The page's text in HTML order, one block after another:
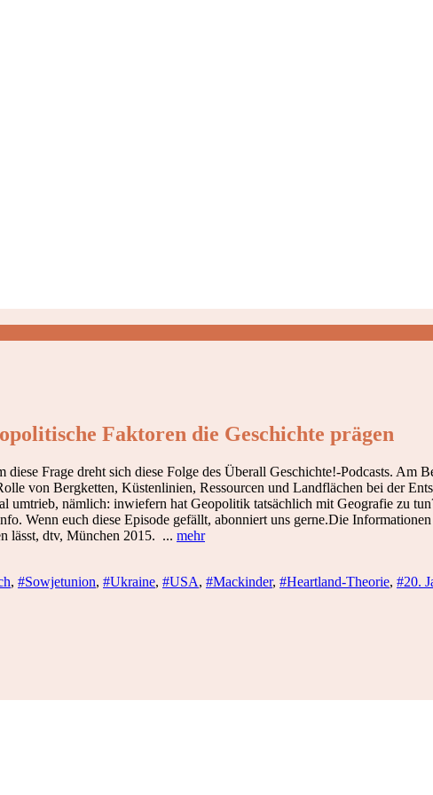
Faktoren die Geschichte prägen
Frage dreht sich diese Folge des Überall Geschichte!-Podcasts. Am
von Bergketten, Küstenlinien, Ressourcen und Landflächen bei der
umtrieb, nämlich: inwiefern hat Geopolitik tatsächlich mit Geografie zu
Wenn euch diese Episode gefällt, abonniert uns gerne.Die
lässt, dtv, München 2015. ... mehr
, #Sowjetunion, #Ukraine, #USA, #Mackinder, #Heartland-Theorie, #20.